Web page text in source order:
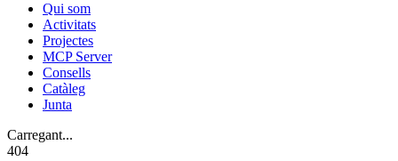
Qui som
Activitats
Projectes
MCP Server
Consells
Catàleg
Junta
Carregant...
404